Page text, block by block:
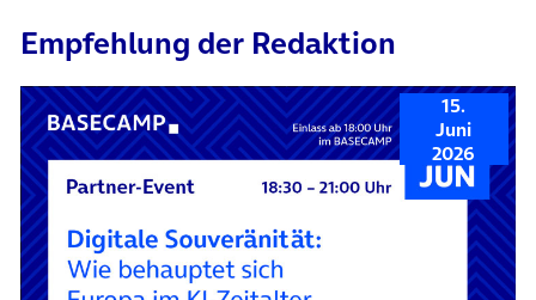
Empfehlung der Redaktion
15.
Juni
2026